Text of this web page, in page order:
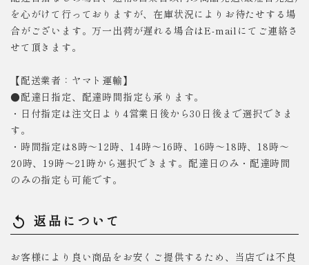
を心がけて行っておりますが、在庫状況によりお待たせする場
合がございます。万一出荷が遅れる場合はE-mailにてご連絡さ
せて頂きます。
【配送業者：ヤマト運輸】
●配達日指定、配達時間指定も承ります。
・日付指定は注文日より4営業日後から30日後まで選択できま
す。
・時間指定は8時～12時、14時～16時、16時～18時、18時～
20時、19時～21時から選択できます。配達日のみ・配達時間
のみの指定も可能です。
replay 返品について
お客様により良い商品をお安くご提供するため、当店では不良